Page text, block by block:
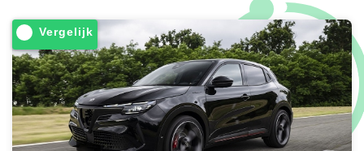
Vergelijk